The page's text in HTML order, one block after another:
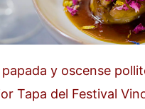
papada y oscense
Tapa del Festival